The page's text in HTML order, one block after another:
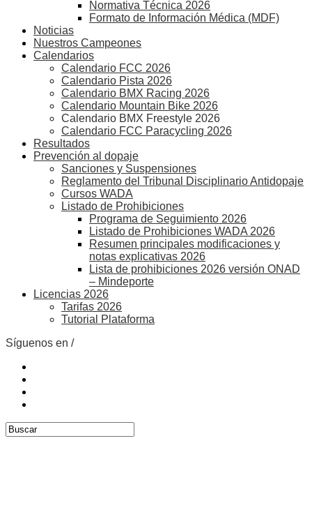
Normativa Técnica 2026
Formato de Información Médica (MDF)
Noticias
Nuestros Campeones
Calendarios
Calendario FCC 2026
Calendario Pista 2026
Calendario BMX Racing 2026
Calendario Mountain Bike 2026
Calendario BMX Freestyle 2026
Calendario FCC Paracycling 2026
Resultados
Prevención al dopaje
Sanciones y Suspensiones
Reglamento del Tribunal Disciplinario Antidopaje
Cursos WADA
Listado de Prohibiciones
Programa de Seguimiento 2026
Listado de Prohibiciones WADA 2026
Resumen principales modificaciones y
notas explicativas 2026
Lista de prohibiciones 2026 versión ONAD
– Mindeporte
Licencias 2026
Tarifas 2026
Tutorial Plataforma
Síguenos en /